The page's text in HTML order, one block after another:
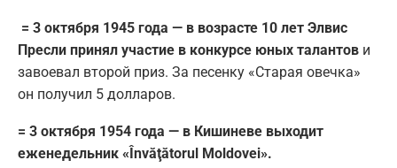
= 3 октября 1945 года — в возрасте 10 лет Элвис
Пресли принял участие в конкурсе юных талантов и
завоевал второй приз. За песенку «Старая овечка»
он получил 5 долларов.
= 3 октября 1954 года — в Кишиневе выходит
еженедельник «Învăţătorul Moldovei».